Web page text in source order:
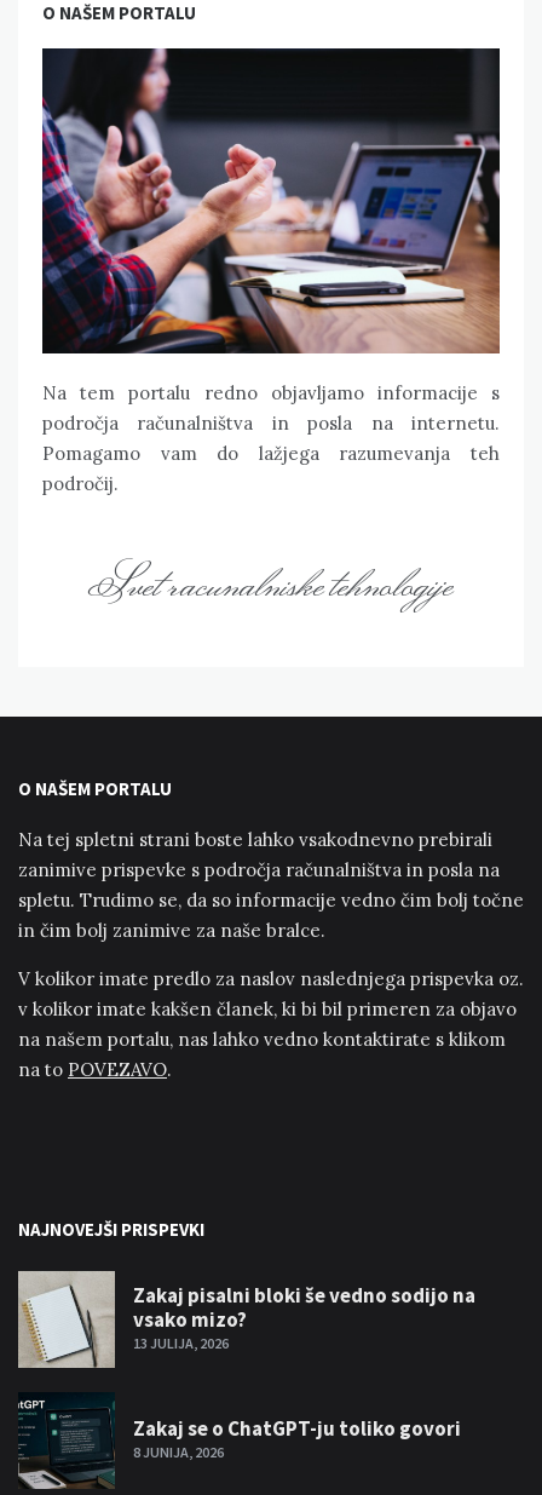
O NAŠEM PORTALU
Na tem portalu redno objavljamo informacije s
področja računalništva in posla na internetu.
Pomagamo vam do lažjega razumevanja teh
področij.
Svet racunalniske tehnologije
O NAŠEM PORTALU
Na tej spletni strani boste lahko vsakodnevno prebirali
zanimive prispevke s področja računalništva in posla na
spletu. Trudimo se, da so informacije vedno čim bolj točne
in čim bolj zanimive za naše bralce.
V kolikor imate predlo za naslov naslednjega prispevka oz.
v kolikor imate kakšen članek, ki bi bil primeren za objavo
na našem portalu, nas lahko vedno kontaktirate s klikom
na to POVEZAVO.
NAJNOVEJŠI PRISPEVKI
Zakaj pisalni bloki še vedno sodijo na
vsako mizo?
13 JULIJA, 2026
Zakaj se o ChatGPT-ju toliko govori
8 JUNIJA, 2026